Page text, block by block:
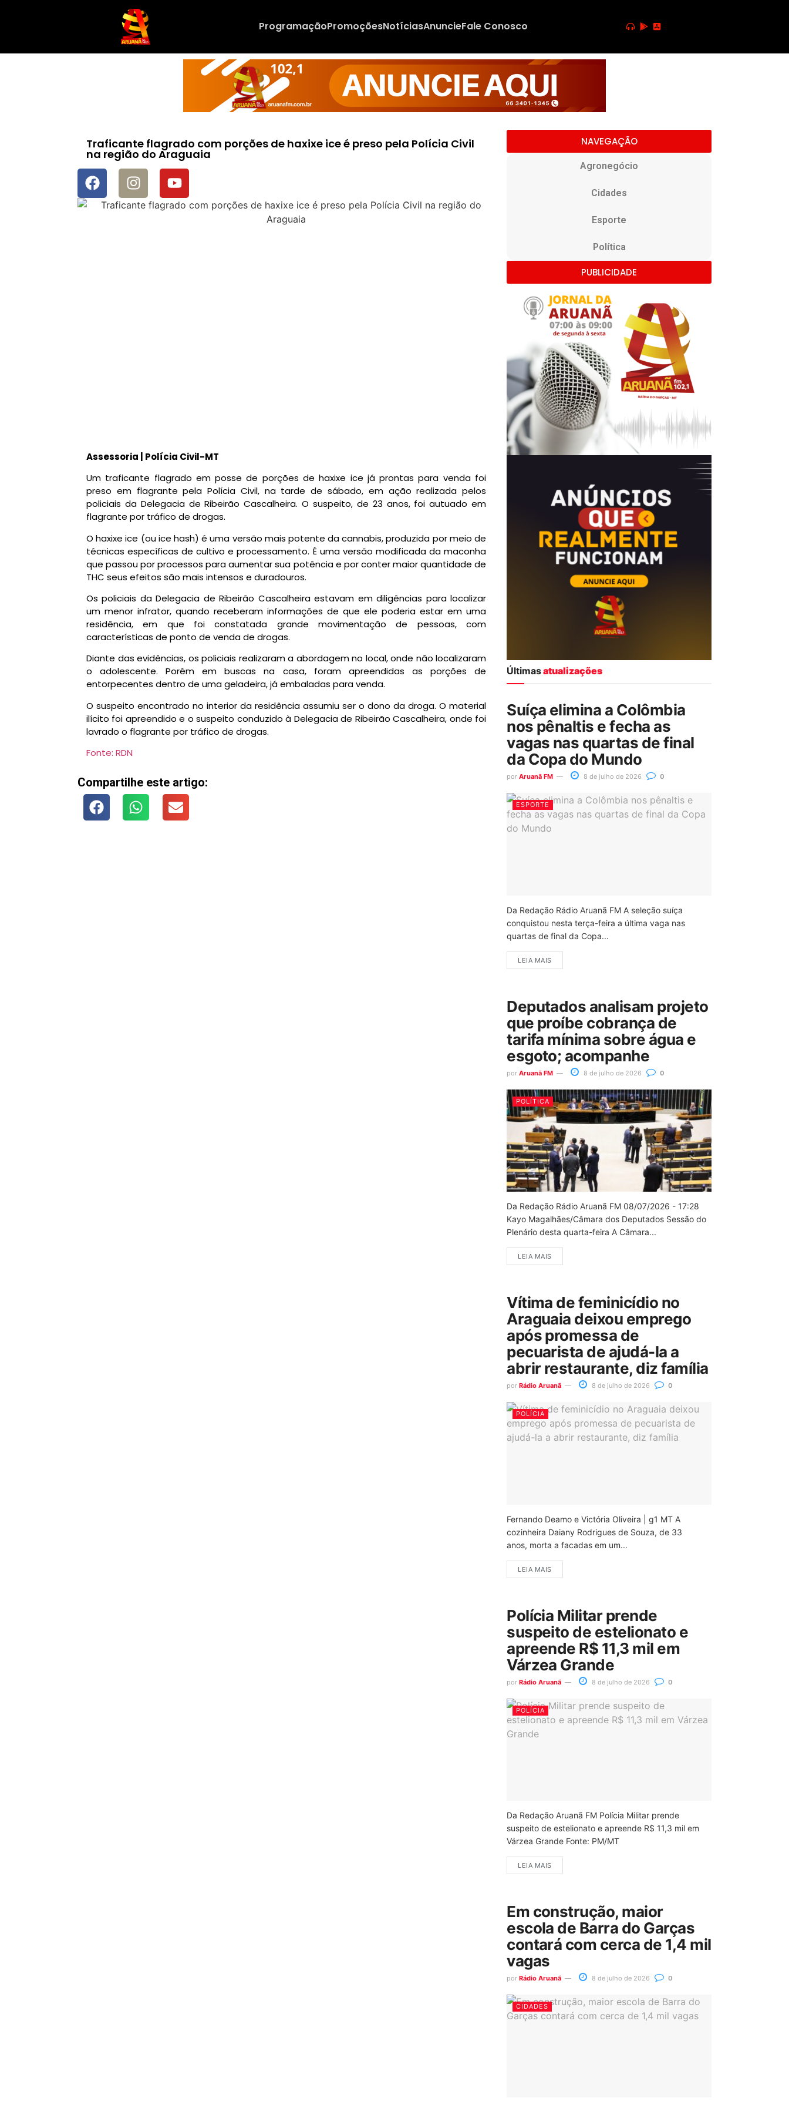
ProgramaçãoPromoçõesNotíciasAnuncieFale Conosco
Traficante flagrado com porções de haxixe ice é preso pela Polícia Civil
na região do Araguaia
Assessoria | Polícia Civil-MT
Um traficante flagrado em posse de porções de haxixe ice já prontas para venda foi
preso em flagrante pela Polícia Civil, na tarde de sábado, em ação realizada pelos
policiais da Delegacia de Ribeirão Cascalheira. O suspeito, de 23 anos, foi autuado em
flagrante por tráfico de drogas.
O haxixe ice (ou ice hash) é uma versão mais potente da cannabis, produzida por meio de
técnicas específicas de cultivo e processamento. É uma versão modificada da maconha
que passou por processos para aumentar sua potência e por conter maior quantidade de
THC seus efeitos são mais intensos e duradouros.
Os policiais da Delegacia de Ribeirão Cascalheira estavam em diligências para localizar
um menor infrator, quando receberam informações de que ele poderia estar em uma
residência, em que foi constatada grande movimentação de pessoas, com
características de ponto de venda de drogas.
Diante das evidências, os policiais realizaram a abordagem no local, onde não localizaram
o adolescente. Porém em buscas na casa, foram apreendidas as porções de
entorpecentes dentro de uma geladeira, já embaladas para venda.
O suspeito encontrado no interior da residência assumiu ser o dono da droga. O material
ilícito foi apreendido e o suspeito conduzido à Delegacia de Ribeirão Cascalheira, onde foi
lavrado o flagrante por tráfico de drogas.
Fonte: RDN
Compartilhe este artigo:
NAVEGAÇÃO
Agronegócio
Cidades
Esporte
Política
PUBLICIDADE
Últimasatualizações
Suíça elimina a Colômbia
nos pênaltis e fecha as
vagas nas quartas de final
da Copa do Mundo
por Aruanã FM 8 de julho de 2026 0
ESPORTE
Da Redação Rádio Aruanã FM A seleção suíça
conquistou nesta terça-feira a última vaga nas
quartas de final da Copa...
LEIA MAIS
Deputados analisam projeto
que proíbe cobrança de
tarifa mínima sobre água e
esgoto; acompanhe
por Aruanã FM 8 de julho de 2026 0
POLÍTICA
Da Redação Rádio Aruanã FM 08/07/2026 - 17:28
Kayo Magalhães/Câmara dos Deputados Sessão do
Plenário desta quarta-feira A Câmara...
LEIA MAIS
Vítima de feminicídio no
Araguaia deixou emprego
após promessa de
pecuarista de ajudá-la a
abrir restaurante, diz família
por Rádio Aruanã 8 de julho de 2026 0
POLÍCIA
Fernando Deamo e Victória Oliveira | g1 MT A
cozinheira Daiany Rodrigues de Souza, de 33
anos, morta a facadas em um...
LEIA MAIS
Polícia Militar prende
suspeito de estelionato e
apreende R$ 11,3 mil em
Várzea Grande
por Rádio Aruanã 8 de julho de 2026 0
POLÍCIA
Da Redação Aruanã FM Polícia Militar prende
suspeito de estelionato e apreende R$ 11,3 mil em
Várzea Grande Fonte: PM/MT
LEIA MAIS
Em construção, maior
escola de Barra do Garças
contará com cerca de 1,4 mil
vagas
por Rádio Aruanã 8 de julho de 2026 0
CIDADES